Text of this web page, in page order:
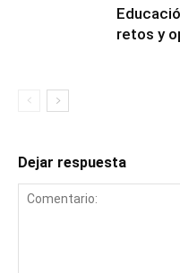
retos y
Dejar respuesta